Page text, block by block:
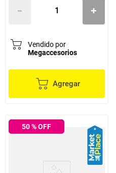
Vendido por
Megaccesorios
Agregar
50% OFF